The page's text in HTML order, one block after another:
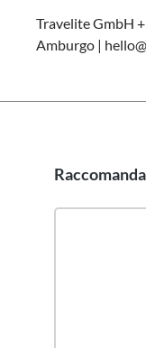
Travelite GmbH
Amburgo |
Salta la